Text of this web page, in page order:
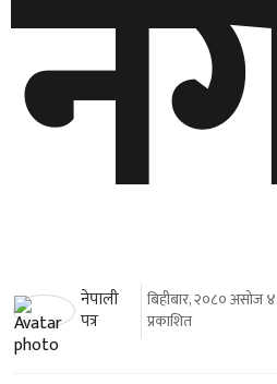
नेपाली
पत्र
बिहीबार, २०८० असोज
प्रकाशित